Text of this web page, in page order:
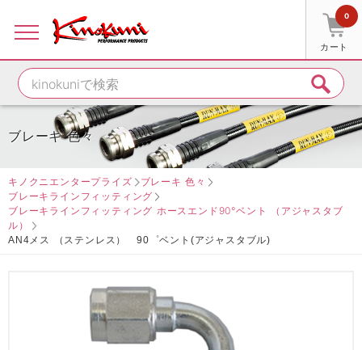
カート
0
ブレーキ 色々
キノクニエンタープライズ
ブレーキ 色々
ブレーキラインフィッティング
ブレーキラインフィッティング ホースエンド90°ベント （アジャスタブ
ル）
AN4メス （ステンレス） 90゜ベント(アジャスタブル)